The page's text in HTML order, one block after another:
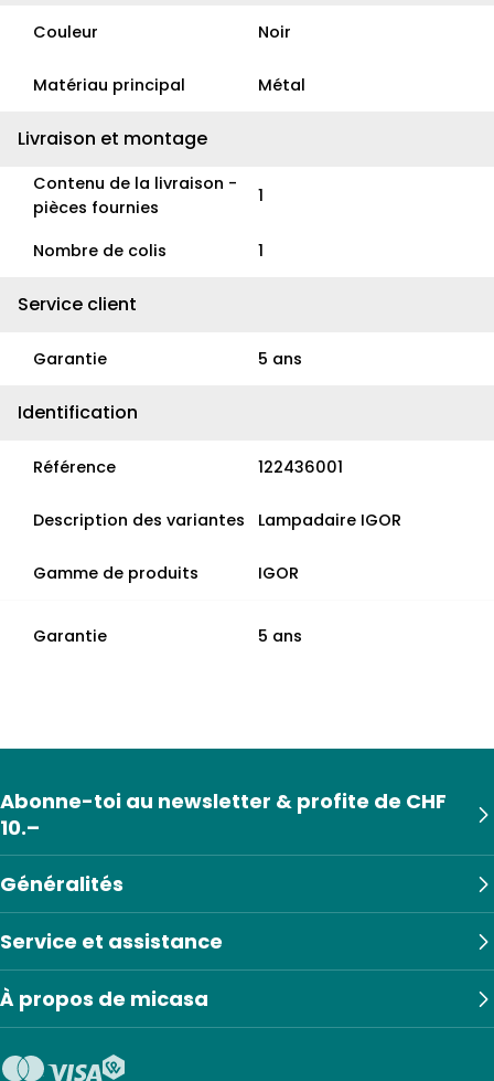
Couleur Noir
Matériau principal Métal
Livraison et montage
Contenu de la livraison -
pièces fournies
1
Nombre de colis 1
Service client
Garantie 5 ans
Identification
Référence 122436001
Description des variantes Lampadaire IGOR
Gamme de produits IGOR
Garantie 5 ans
Généralités
Service et assistance
À propos de micasa
Abonne-toi au newsletter & profite de CHF
10.–